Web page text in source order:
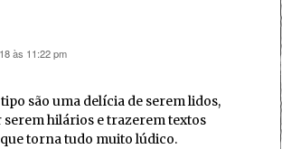
às 11:22 pm
são uma delícia de serem lidos,
hilários e trazerem textos
torna tudo muito lúdico.